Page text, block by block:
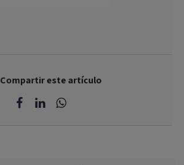
Compartir este artículo